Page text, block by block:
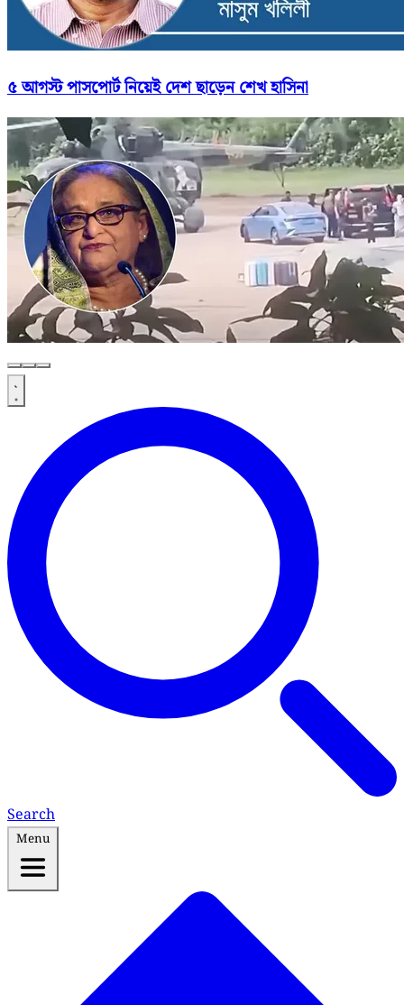
৫ আগস্ট পাসপোর্ট নিয়েই দেশ ছাড়েন শেখ হাসিনা
Search
Menu